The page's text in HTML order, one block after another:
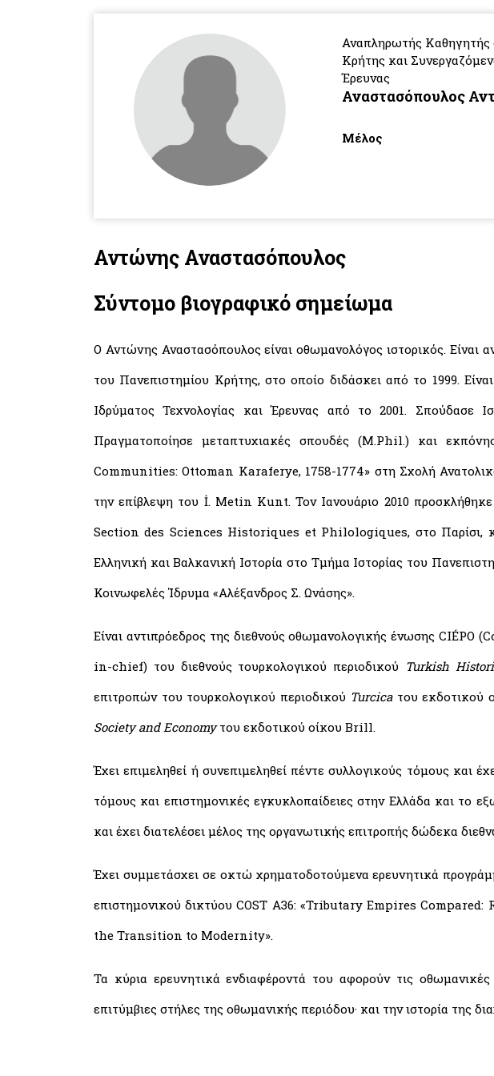
Αναπληρωτής Καθηγητής
Κρήτης και
Έρευνας
Αναστασόπουλος
Μέλος
Αντώνης Αναστασόπουλος
Σύντομο βιογραφικό σημείωμα
O Αντώνης Αναστασόπουλος είναι οθωμανολόγος ιστορικός. Είναι
του Πανεπιστημίου Κρήτης, στο οποίο διδάσκει από το 1999.
Ιδρύματος Τεχνολογίας και Έρευνας από το 2001. Σπούδασε
Πραγματοποίησε μεταπτυχιακές σπουδές (M.Phil.) και
Communities: Ottoman Karaferye, 1758-1774» στη Σχολή
την επίβλεψη του İ. Metin Kunt. Τον Ιανουάριο 2010
Section des Sciences Historiques et Philologiques, στο Παρίσι,
Ελληνική και Βαλκανική Ιστορία στο Τμήμα Ιστορίας του
Κοινωφελές Ίδρυμα «Αλέξανδρος Σ. Ωνάσης».
Είναι αντιπρόεδρος της διεθνούς οθωμανολογικής ένωσης
in-chief) του διεθνούς τουρκολογικού περιοδικού Turkish
επιτροπών του τουρκολογικού περιοδικού Turcicaτου εκδοτικού
Society and Economyτου εκδοτικού οίκου Brill.
Έχει επιμεληθεί ή συνεπιμεληθεί πέντε συλλογικούς τόμους και
τόμους και επιστημονικές εγκυκλοπαίδειες στην Ελλάδα και το
και έχει διατελέσει μέλος της οργανωτικής επιτροπής δώδεκα
Έχει συμμετάσχει σε οκτώ χρηματοδοτούμενα ερευνητικά
επιστημονικού δικτύου COST A36: «Tributary Empires
the Transition to Modernity».
Τα κύρια ερευνητικά ενδιαφέροντά του αφορούν τις
επιτύμβιες στήλες της οθωμανικής περιόδου· και την ιστορία της